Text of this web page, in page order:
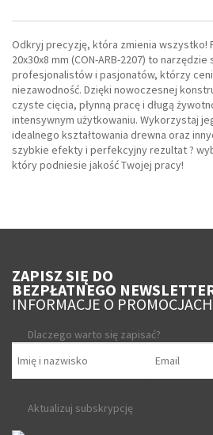
Odkryj precyzję, która zmienia wszystko!
20x30x8 mm (CON-ARB-2207) to
profesjonalistów i pasjonatów, którzy
niezawodność. Dzięki nowoczesnej
czyste cięcia, płynną pracę i długą
intensywnym użytkowaniu. Wykorzystaj
idealnego kształtowania drewna oraz
szybkie efekty i perfekcyjny rezultat ?
który podniesie jakość Twojej pracy!
ZAPISZ SIĘ DO
BEZPŁATNEGO
INFORMACJE O
Dlaczego warto się zapisać?
Aktualizuj subskrypcję